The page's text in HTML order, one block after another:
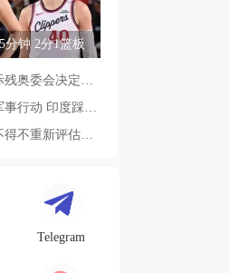
钟 2分1篮板
Telegram